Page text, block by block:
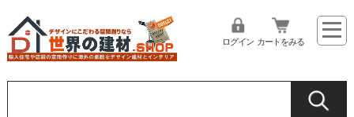
ログイン カートをみる